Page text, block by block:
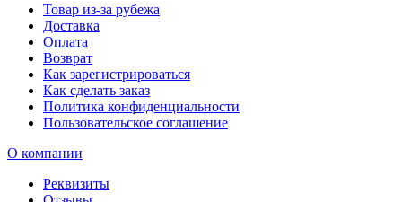
Товар из-за рубежа
Доставка
Оплата
Возврат
Как зарегистрироваться
Как сделать заказ
Политика конфиденциальности
Пользовательское соглашение
О компании
Реквизиты